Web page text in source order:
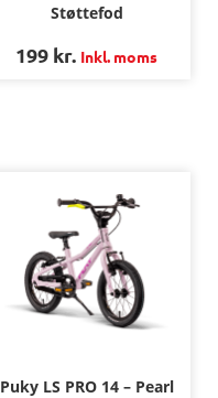
Støttefod
199 kr. Inkl. moms
Puky LS PRO 14 – Pearl